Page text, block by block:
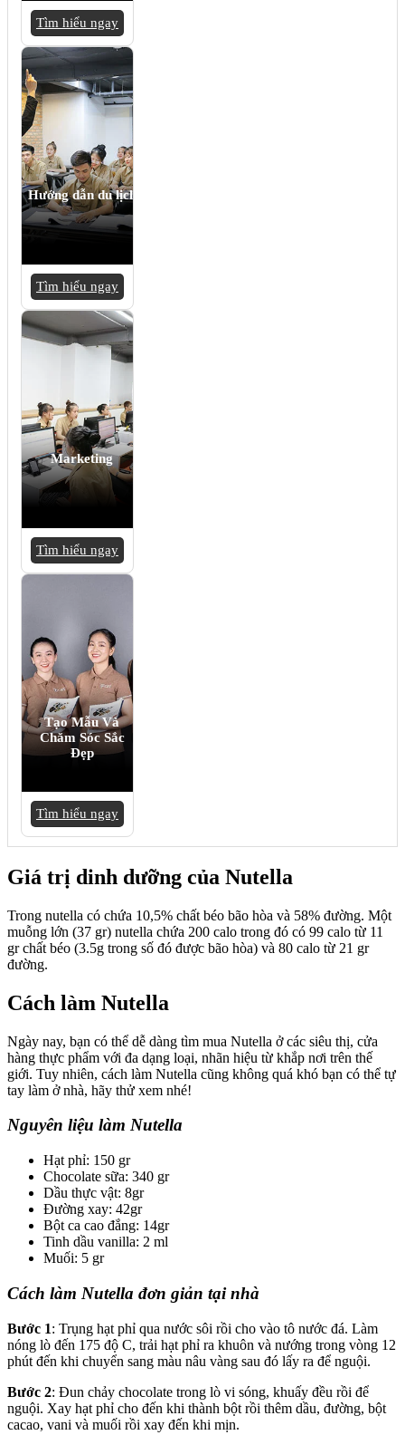
Tìm hiểu ngay
Hướng dẫn du lịch
Tìm hiểu ngay
Marketing
Tìm hiểu ngay
Tạo Mẫu Và
Chăm Sóc Sắc
Đẹp
Tìm hiểu ngay
Giá trị dinh dưỡng của Nutella
Trong nutella có chứa 10,5% chất béo bão hòa và 58% đường. Một
muỗng lớn (37 gr) nutella chứa 200 calo trong đó có 99 calo từ 11
gr chất béo (3.5g trong số đó được bão hòa) và 80 calo từ 21 gr
đường.
Cách làm Nutella
Ngày nay, bạn có thể dễ dàng tìm mua Nutella ở các siêu thị, cửa
hàng thực phẩm với đa dạng loại, nhãn hiệu từ khắp nơi trên thế
giới. Tuy nhiên, cách làm Nutella cũng không quá khó bạn có thể tự
tay làm ở nhà, hãy thử xem nhé!
Nguyên liệu làm Nutella
Hạt phỉ: 150 gr
Chocolate sữa: 340 gr
Dầu thực vật: 8gr
Đường xay: 42gr
Bột ca cao đắng: 14gr
Tinh dầu vanilla: 2 ml
Muối: 5 gr
Cách làm Nutella đơn giản tại nhà
Bước 1: Trụng hạt phỉ qua nước sôi rồi cho vào tô nước đá. Làm
nóng lò đến 175 độ C, trải hạt phỉ ra khuôn và nướng trong vòng 12
phút đến khi chuyển sang màu nâu vàng sau đó lấy ra để nguội.
Bước 2: Đun chảy chocolate trong lò vi sóng, khuấy đều rồi để
nguội. Xay hạt phỉ cho đến khi thành bột rồi thêm dầu, đường, bột
cacao, vani và muối rồi xay đến khi mịn.